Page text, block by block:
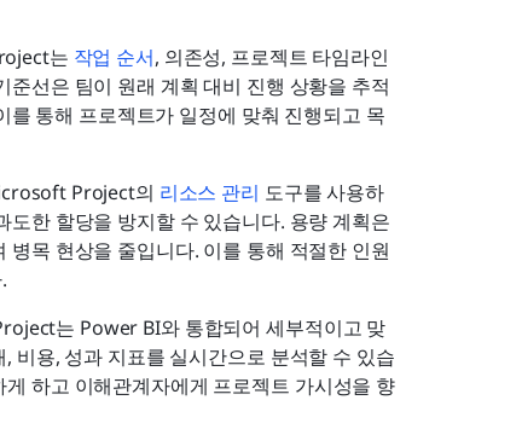
는 작업 순서, 의존성, 프로젝트 타임라인
선은 팀이 원래 계획 대비 진행 상황을 추적
통해 프로젝트가 일정에 맞춰 진행되고 목
Project의 리소스 관리 도구를 사용하
한 할당을 방지할 수 있습니다. 용량 계획은
목 현상을 줄입니다. 이를 통해 적절한 인원
는 Power BI와 통합되어 세부적이고 맞
비용, 성과 지표를 실시간으로 분석할 수 있습
하고 이해관계자에게 프로젝트 가시성을 향